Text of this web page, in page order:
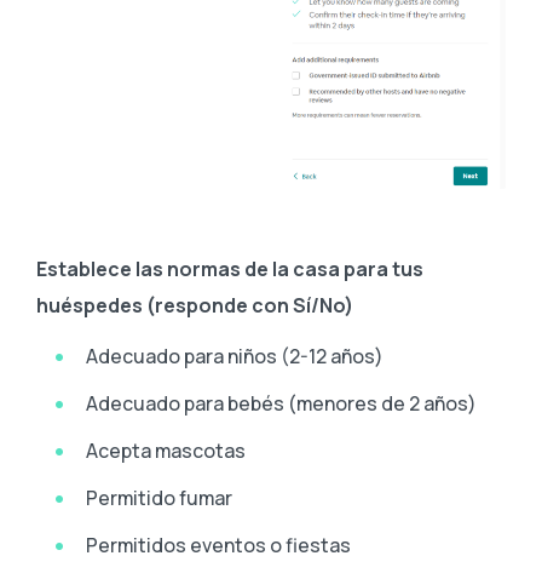
Establece las normas de la casa para tus
huéspedes (responde con Sí/No)
Adecuado para niños (2-12 años)
Adecuado para bebés (menores de 2 años)
Acepta mascotas
Permitido fumar
Permitidos eventos o fiestas